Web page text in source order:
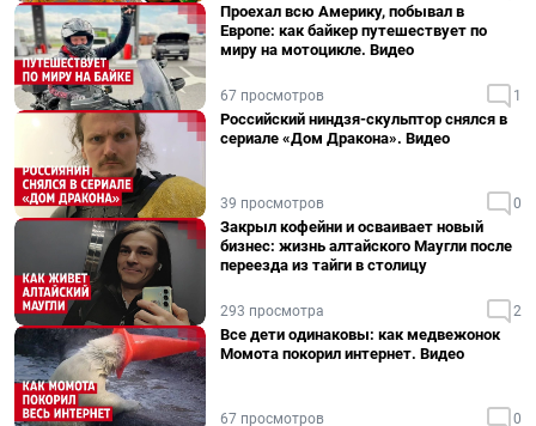
Проехал всю Америку, побывал в
Европе: как байкер путешествует по
миру на мотоцикле. Видео
67 просмотров 1
Российский ниндзя-скульптор снялся в
сериале «Дом Дракона». Видео
39 просмотров 0
Закрыл кофейни и осваивает новый
бизнес: жизнь алтайского Маугли после
переезда из тайги в столицу
293 просмотра 2
Все дети одинаковы: как медвежонок
Момота покорил интернет. Видео
67 просмотров 0